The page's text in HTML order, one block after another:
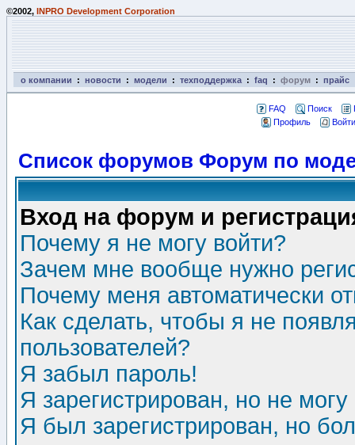
©2002, INPRO Development Corporation
о компании : новости : модели : техподдержка : faq : форум : прайс
FAQ Поиск
Профиль
Список форумов Форум по
Вход на форум и
Почему я не могу войти?
Зачем мне вообще нужно
Почему меня автоматически
Как сделать, чтобы я не
пользователей?
Я забыл пароль!
Я зарегистрирован, но не могу
Я был зарегистрирован, но